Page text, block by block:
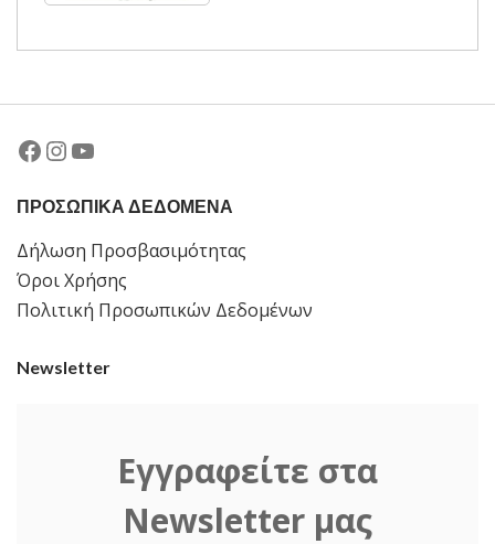
Facebook
Instagram
YouTube
ΠΡΟΣΩΠΙΚΑ ΔΕΔΟΜΕΝΑ
Δήλωση Προσβασιμότητας
Όροι Χρήσης
Πολιτική Προσωπικών Δεδομένων
Newsletter
Εγγραφείτε στα
Newsletter μας